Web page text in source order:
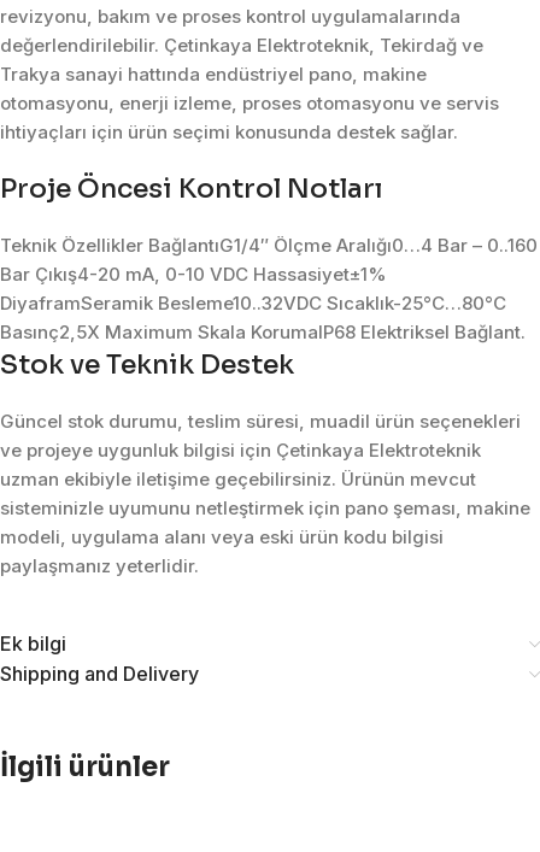
revizyonu, bakım ve proses kontrol uygulamalarında
değerlendirilebilir. Çetinkaya Elektroteknik, Tekirdağ ve
Trakya sanayi hattında endüstriyel pano, makine
otomasyonu, enerji izleme, proses otomasyonu ve servis
ihtiyaçları için ürün seçimi konusunda destek sağlar.
Proje Öncesi Kontrol Notları
Teknik Özellikler BağlantıG1/4″ Ölçme Aralığı0…4 Bar – 0..160
Bar Çıkış4-20 mA, 0-10 VDC Hassasiyet±1%
DiyaframSeramik Besleme10..32VDC Sıcaklık-25°C…80°C
Basınç2,5X Maximum Skala KorumaIP68 Elektriksel Bağlant.
Stok ve Teknik Destek
Güncel stok durumu, teslim süresi, muadil ürün seçenekleri
ve projeye uygunluk bilgisi için Çetinkaya Elektroteknik
uzman ekibiyle iletişime geçebilirsiniz. Ürünün mevcut
sisteminizle uyumunu netleştirmek için pano şeması, makine
modeli, uygulama alanı veya eski ürün kodu bilgisi
paylaşmanız yeterlidir.
Ek bilgi
Shipping and Delivery
İlgili ürünler